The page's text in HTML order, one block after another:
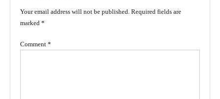
Your email address will not be published. Required fields are
marked *
Comment *